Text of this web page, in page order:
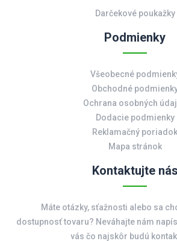
Darčekové poukažky
Podmienky
Všeobecné
Obchodné
Ochrana osobných
Dodacie podmienky
Reklamačný poriadok
Mapa stránok
Kontaktujte nás
Máte otázky, sťažnosti alebo sa
dostupnosť tovaru? Neváhajte nám
vás čo najskôr budú